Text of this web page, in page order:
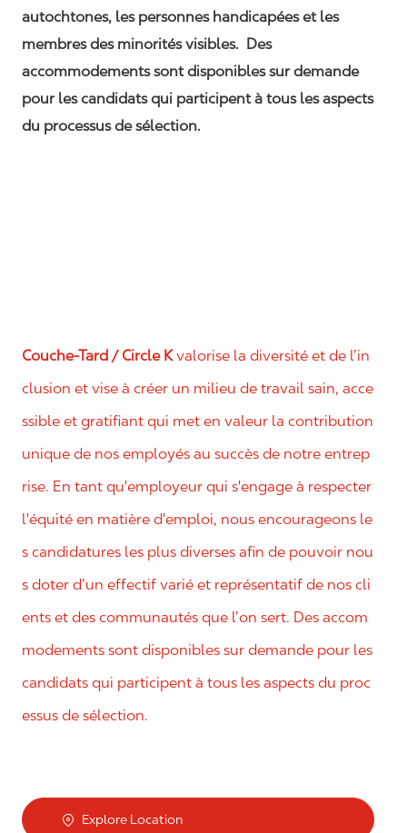
autochtones, les personnes handicapées et les
membres des minorités visibles. Des
accommodements sont disponibles sur demande
pour les candidats qui participent à tous les aspects
du processus de sélection.
Couche-Tard / Circle Kvalorise la diversité et de l’in
clusion et vise à créer un milieu de travail sain, acce
ssible et gratifiant qui met en valeur la contribution
unique de nos employés au succès de notre entrep
rise. En tant qu'employeur qui s'engage à respecter
l'équité en matière d'emploi, nous encourageons le
s candidatures les plus diverses afin de pouvoir nou
s doter d’un effectif varié et représentatif de nos cli
ents et des communautés que l’on sert. Des accom
modements sont disponibles sur demande pour les
candidats qui participent à tous les aspects du proc
essus de sélection.
Explore Location